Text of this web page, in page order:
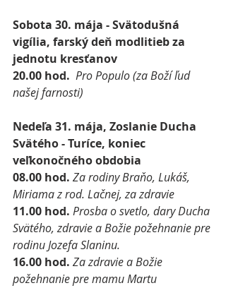
Sobota 30. mája - Svätodušná
vigília, farský deň modlitieb za
jednotu kresťanov
20.00 hod. Pro Populo (za Boží ľud
našej farnosti)
Nedeľa 31. mája, Zoslanie Ducha
Svätého - Turíce, koniec
veľkonočného obdobia
08.00 hod. Za rodiny Braňo, Lukáš,
Miriama z rod. Lačnej, za zdravie
11.00 hod. Prosba o svetlo, dary Ducha
Svätého, zdravie a Božie požehnanie pre
rodinu Jozefa Slaninu.
16.00 hod. Za zdravie a Božie
požehnanie pre mamu Martu